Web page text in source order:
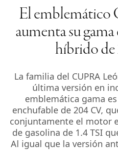
El
aumenta su
híbrido
La familia del CUPRA
última versión en
emblemática gama
enchufable de 204 CV,
conjuntamente el motor
de gasolina de 1.4 TSI
Al igual que la versión